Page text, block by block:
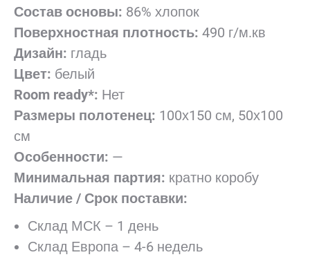
Состав основы: 86% хлопок
Поверхностная плотность: 490 г/м.кв
Дизайн: гладь
Цвет: белый
Room ready*: Нет
Размеры полотенец: 100х150 см, 50х100
см
Особенности: —
Минимальная партия: кратно коробу
Наличие / Срок поставки:
Склад МСК – 1 день
Склад Европа – 4-6 недель